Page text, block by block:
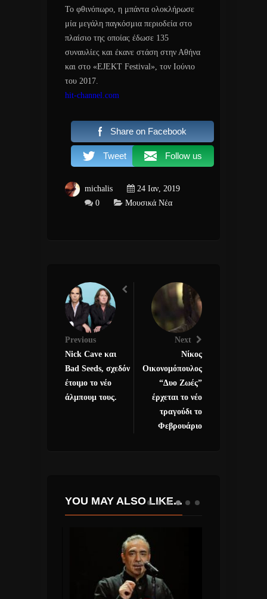
Το φθινόπωρο, η μπάντα ολοκλήρωσε
μία μεγάλη παγκόσμια περιοδεία στο
πλαίσιο της οποίας έδωσε 135
συναυλίες και έκανε στάση στην Αθήνα
και στο «EJEKT Festival», τον Ιούνιο
του 2017.
hit-channel.com
Share on Facebook
Tweet Follow us
michalis
24 Ιαν, 2019
0
Μουσικά Νέα
Previous
Nick Cave και
Bad Seeds, σχεδόν
έτοιμο το νέο
άλμπουμ τους.
Next
Νίκος
Οικονομόπουλος
“Δυο Ζωές”
έρχεται το νέο
τραγούδι το
Φεβρουάριο
YOU MAY ALSO LIKE...